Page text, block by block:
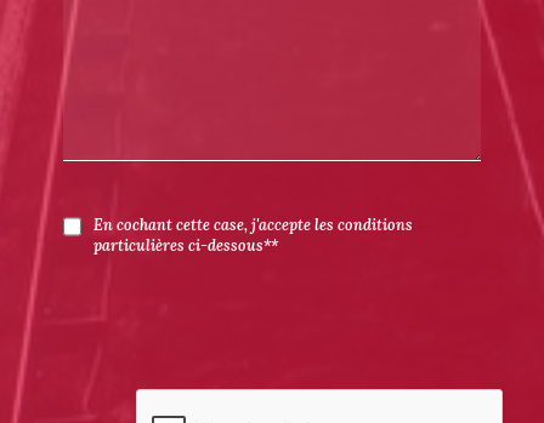
En cochant cette case, j'accepte les conditions
particulières ci-dessous**